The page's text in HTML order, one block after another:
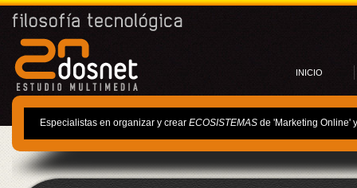
INICIO
Especialistas en organizar y crear ECOSISTEMAS de 'Marketing Online'